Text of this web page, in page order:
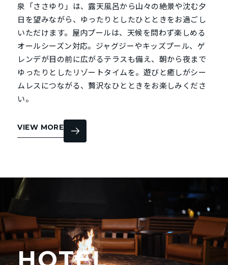
泉「ささゆり」は、露天風呂から山々の絶景や沈む夕
日を望みながら、ゆったりとしたひとときをお過ごし
いただけます。屋内プールは、天候を問わず楽しめる
オールシーズン対応。ジャグジーやキッズプール、ゲ
レンデが目の前に広がるテラスも備え、朝から夜まで
ゆったりとしたリゾートタイムを。遊びと癒しがシー
ムレスにつながる、贅沢なひとときをお楽しみくださ
い。
VIEW MORE
HOTEL